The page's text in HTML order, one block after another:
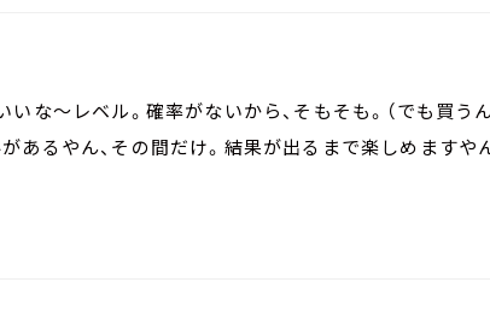
な～レベル。確率がないから、そもそも。（でも買うん
あるやん、その間だけ。結果が出るまで楽しめますや